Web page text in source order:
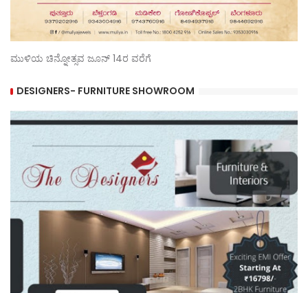
ಮುಳಿಯ ಚಿನ್ನೋತ್ಸವ ಜೂನ್ 14ರ ವರೆಗೆ
DESIGNERS- FURNITURE SHOWROOM